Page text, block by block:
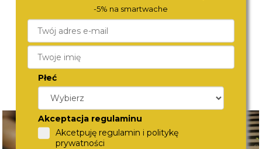
-5% na smartwache
Płeć
Akceptacja regulaminu
Akcetpuję regulamin i politykę
prywatności